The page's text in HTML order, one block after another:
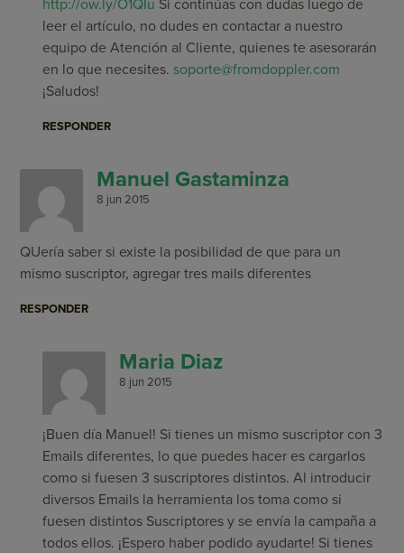
http://ow.ly/O1QIu Si continúas con dudas luego de
leer el artículo, no dudes en contactar a nuestro
equipo de Atención al Cliente, quienes te asesorarán
en lo que necesites. soporte@fromdoppler.com
¡Saludos!
RESPONDER
Manuel Gastaminza
8 jun 2015
QUería saber si existe la posibilidad de que para un
mismo suscriptor, agregar tres mails diferentes
RESPONDER
Maria Diaz
8 jun 2015
¡Buen día Manuel! Si tienes un mismo suscriptor con 3
Emails diferentes, lo que puedes hacer es cargarlos
como si fuesen 3 suscriptores distintos. Al introducir
diversos Emails la herramienta los toma como si
fuesen distintos Suscriptores y se envía la campaña a
todos ellos. ¡Espero haber podido ayudarte! Si tienes